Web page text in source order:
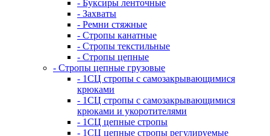
- Буксиры ленточные
- Захваты
- Ремни стяжные
- Стропы канатные
- Стропы текстильные
- Стропы цепные
- Стропы цепные грузовые
- 1СЦ стропы с самозакрывающимися
крюками
- 1СЦ стропы с самозакрывающимися
крюками и укоротителями
- 1СЦ цепные стропы
- 1СЦ цепные стропы регулируемые